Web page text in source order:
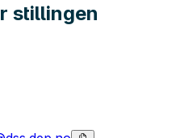
stillingen